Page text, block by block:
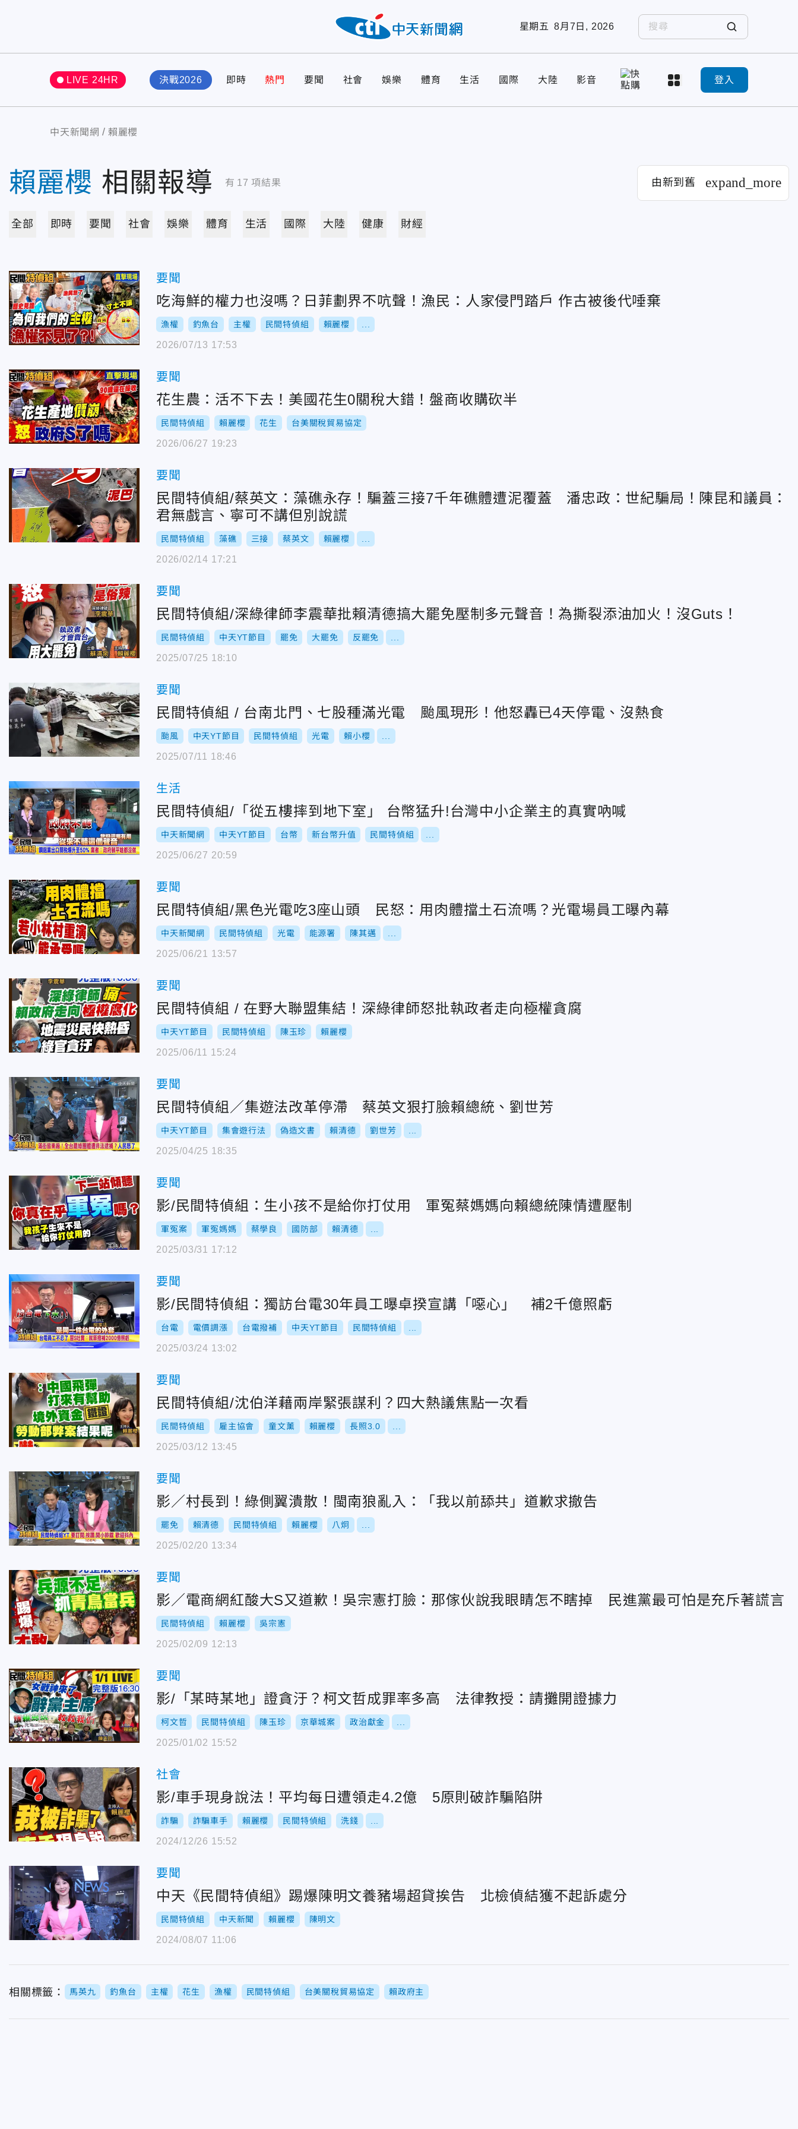
星期五 8月7日, 2026
LIVE 24HR 決戰2026 即時 熱門 要聞 社會 娛樂 體育 生活 國際 大陸 影音 登入
中天新聞網 賴麗櫻
賴麗櫻 相關報導 有 17 項結果 由新到舊 expand_more
全部 即時 要聞 社會 娛樂 體育 生活 國際 大陸 健康 財經
要聞
吃海鮮的權力也沒嗎？日菲劃界不吭聲！漁民：人家侵門踏戶 作古被後代唾棄
漁權 釣魚台 主權 民間特偵組 賴麗櫻
2026/07/13 17:53
要聞
花生農：活不下去！美國花生0關稅大錯！盤商收購砍半
民間特偵組 賴麗櫻 花生 台美關稅貿易協定
2026/06/27 19:23
要聞
民間特偵組/蔡英文：藻礁永存！騙蓋三接7千年礁體遭泥覆蓋 潘忠政：世紀騙局！陳昆和議員：
君無戲言、寧可不講但別說謊
民間特偵組 藻礁 三接 蔡英文 賴麗櫻
2026/02/14 17:21
要聞
民間特偵組/深綠律師李震華批賴清德搞大罷免壓制多元聲音！為撕裂添油加火！沒Guts！
民間特偵組 中天YT節目 罷免 大罷免 反罷免
2025/07/25 18:10
要聞
民間特偵組 / 台南北門、七股種滿光電 颱風現形！他怒轟已4天停電、沒熱食
颱風 中天YT節目 民間特偵組 光電 賴小櫻
2025/07/11 18:46
生活
民間特偵組/「從五樓摔到地下室」 台幣猛升!台灣中小企業主的真實吶喊
中天新聞網 中天YT節目 台幣 新台幣升值 民間特偵組
2025/06/27 20:59
要聞
民間特偵組/黑色光電吃3座山頭 民怒：用肉體擋土石流嗎？光電場員工曝內幕
中天新聞網 民間特偵組 光電 能源署 陳其邁
2025/06/21 13:57
要聞
民間特偵組 / 在野大聯盟集結！深綠律師怒批執政者走向極權貪腐
中天YT節目 民間特偵組 陳玉珍 賴麗櫻
2025/06/11 15:24
要聞
民間特偵組／集遊法改革停滯 蔡英文狠打臉賴總統、劉世芳
中天YT節目 集會遊行法 偽造文書 賴清德 劉世芳
2025/04/25 18:35
要聞
影/民間特偵組：生小孩不是給你打仗用 軍冤蔡媽媽向賴總統陳情遭壓制
軍冤案 軍冤媽媽 蔡學良 國防部 賴清德
2025/03/31 17:12
要聞
影/民間特偵組：獨訪台電30年員工曝卓揆宣講「噁心」 補2千億照虧
台電 電價調漲 台電撥補 中天YT節目 民間特偵組
2025/03/24 13:02
要聞
民間特偵組/沈伯洋藉兩岸緊張謀利？四大熱議焦點一次看
民間特偵組 雇主協會 童文薰 賴麗櫻 長照3.0
2025/03/12 13:45
要聞
影／村長到！綠側翼潰散！閩南狼亂入：「我以前舔共」道歉求撤告
罷免 賴清德 民間特偵組 賴麗櫻 八炯
2025/02/20 13:34
要聞
影／電商網紅酸大S又道歉！吳宗憲打臉：那傢伙說我眼睛怎不瞎掉 民進黨最可怕是充斥著謊言
民間特偵組 賴麗櫻 吳宗憲
2025/02/09 12:13
要聞
影/「某時某地」證貪汙？柯文哲成罪率多高 法律教授：請攤開證據力
柯文哲 民間特偵組 陳玉珍 京華城案 政治獻金
2025/01/02 15:52
社會
影/車手現身說法！平均每日遭領走4.2億 5原則破詐騙陷阱
詐騙 詐騙車手 賴麗櫻 民間特偵組 洗錢
2024/12/26 15:52
要聞
中天《民間特偵組》踢爆陳明文養豬場超貸挨告 北檢偵結獲不起訴處分
民間特偵組 中天新聞 賴麗櫻 陳明文
2024/08/07 11:06
相關標籤： 馬英九 釣魚台 主權 花生 漁權 民間特偵組 台美關稅貿易協定 賴政府主